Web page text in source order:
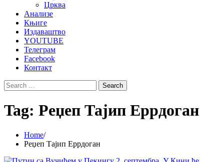
Црква
Анализе
Књиге
Издаваштво
YOUTUBE
Телеграм
Facebook
Контакт
Search
for:
Tag: Реџеп Тајип Еррдоган
Home
Реџеп Тајип Еррдоган